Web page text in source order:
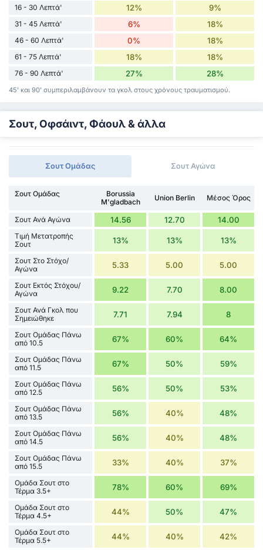
16 - 30 Λεπτά' 12% 9%
31 - 45 Λεπτά' 6% 18%
46 - 60 Λεπτά' 0% 18%
61 - 75 Λεπτά' 18% 18%
76 - 90 Λεπτά' 27% 28%
45' και 90' συμπεριλαμβάνουν τα γκολ στους χρόνους τραυματισμού.
Σουτ, Οφσάιντ, Φάουλ & άλλα
Σουτ Ομάδας Σουτ Αγώνα
Σουτ Ομάδας
Borussia
M'gladbach
Union Berlin Μέσος Όρος
Σουτ Ανά Αγώνα 14.56 12.70 14.00
Τιμή Μετατροπής
Σουτ
13% 13% 13%
Σουτ Στο Στόχο/
Αγώνα
5.33 5.00 5.00
Σουτ Εκτός Στόχου/
Αγώνα
9.22 7.70 8.00
Σουτ Ανά Γκολ που
Σημειώθηκε
7.71 7.94 8
Σουτ Ομάδας Πάνω
από 10.5
67% 60% 64%
Σουτ Ομάδας Πάνω
από 11.5
67% 50% 59%
Σουτ Ομάδας Πάνω
από 12.5
56% 50% 53%
Σουτ Ομάδας Πάνω
από 13.5
56% 40% 48%
Σουτ Ομάδας Πάνω
από 14.5
56% 40% 48%
Σουτ Ομάδας Πάνω
από 15.5
33% 40% 37%
Ομάδα Σουτ στο
Τέρμα 3.5+
78% 60% 69%
Ομάδα Σουτ στο
Τέρμα 4.5+
44% 50% 47%
Ομάδα Σουτ στο
Τέρμα 5.5+
44% 40% 42%